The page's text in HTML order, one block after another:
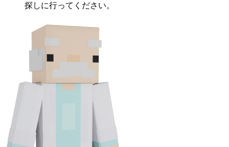
探しに行ってください。